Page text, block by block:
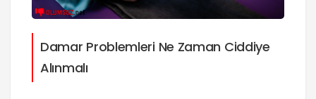
Damar Problemleri Ne Zaman Ciddiye
Alınmalı